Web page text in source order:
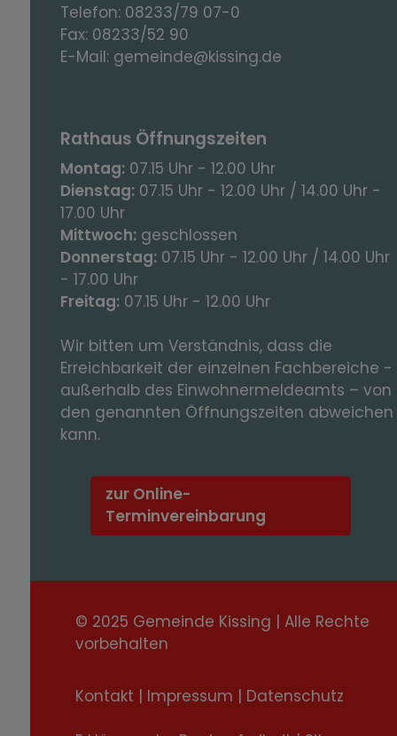
Telefon: 08233/79 07-0
Fax: 08233/52 90
E-Mail: gemeinde@kissing.de
Rathaus Öffnungszeiten
Montag: 07.15 Uhr - 12.00 Uhr
Dienstag: 07.15 Uhr - 12.00 Uhr / 14.00 Uhr -
17.00 Uhr
Mittwoch: geschlossen
Donnerstag: 07.15 Uhr - 12.00 Uhr / 14.00 Uhr
- 17.00 Uhr
Freitag: 07.15 Uhr - 12.00 Uhr
Wir bitten um Verständnis, dass die
Erreichbarkeit der einzelnen Fachbereiche -
außerhalb des Einwohnermeldeamts – von
den genannten Öffnungszeiten abweichen
kann.
zur Online-
Terminvereinbarung
© 2025 Gemeinde Kissing | Alle Rechte
vorbehalten
Kontakt | Impressum | Datenschutz